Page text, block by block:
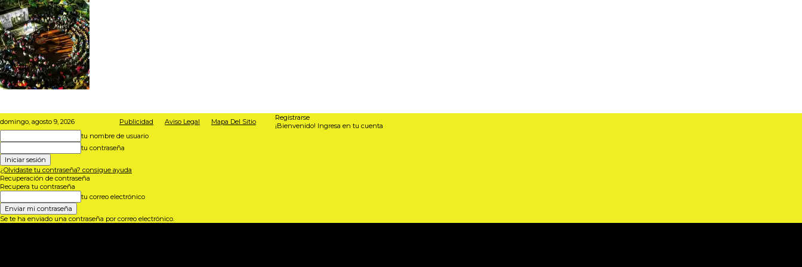
domingo, agosto 9, 2026 Publicidad Aviso Legal Mapa Del Sitio
Registrarse
¡Bienvenido! Ingresa en tu cuenta
tu nombre de usuario
tu contraseña
¿Olvidaste tu contraseña? consigue ayuda
Recuperación de contraseña
Recupera tu contraseña
tu correo electrónico
Se te ha enviado una contraseña por correo electrónico.